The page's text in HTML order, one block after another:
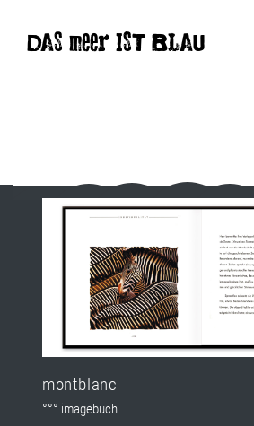
DAS meer IST BLAU
montblanc
°°° imagebuch